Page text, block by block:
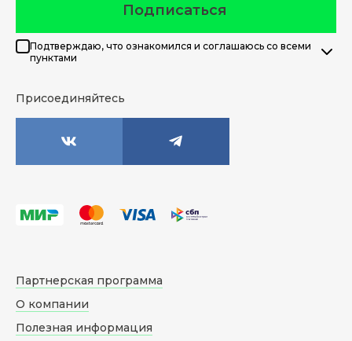
Подписаться
Подтверждаю, что ознакомился и соглашаюсь со всеми
пунктами
Присоединяйтесь
Партнерская программа
О компании
Полезная информация